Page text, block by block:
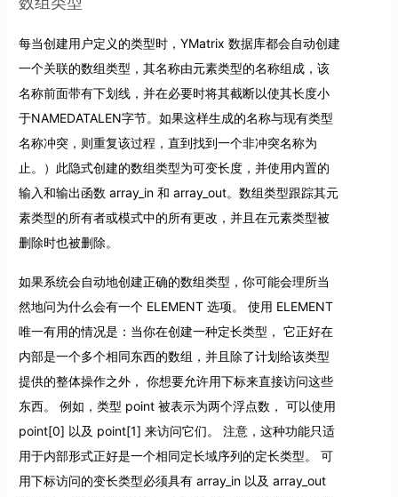
每当创建用户定义的类型时，YMatrix 数据库都会自动创建
一个关联的数组类型，其名称由元素类型的名称组成，该
名称前面带有下划线，并在必要时将其截断以使其长度小
于NAMEDATALEN字节。如果这样生成的名称与现有类型
名称冲突，则重复该过程，直到找到一个非冲突名称为
止。）此隐式创建的数组类型为可变长度，并使用内置的
输入和输出函数 array_in 和 array_out。数组类型跟踪其元
素类型的所有者或模式中的所有更改，并且在元素类型被
删除时也被删除。
如果系统会自动地创建正确的数组类型，你可能会理所当
然地问为什么会有一个 ELEMENT 选项。 使用 ELEMENT
唯一有用的情况是：当你在创建一种定长类型， 它正好在
内部是一个多个相同东西的数组，并且除了计划给该类型
提供的整体操作之外， 你想要允许用下标来直接访问这些
东西。 例如，类型 point 被表示为两个浮点数， 可以使用
point[0] 以及 point[1] 来访问它们。 注意，这种功能只适
用于内部形式正好是一个相同定长域序列的定长类型。 可
用下标访问的变长类型必须具有 array_in 以及 array_out